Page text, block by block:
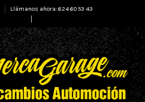
Llámanos ahora: 624 60 53 43